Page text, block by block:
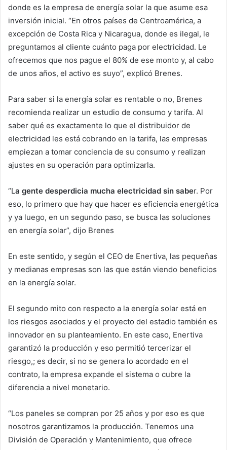
donde es la empresa de energía solar la que asume esa
inversión inicial. “En otros países de Centroamérica, a
excepción de Costa Rica y Nicaragua, donde es ilegal, le
preguntamos al cliente cuánto paga por electricidad. Le
ofrecemos que nos pague el 80% de ese monto y, al cabo
de unos años, el activo es suyo”, explicó Brenes.
Para saber si la energía solar es rentable o no, Brenes
recomienda realizar un estudio de consumo y tarifa. Al
saber qué es exactamente lo que el distribuidor de
electricidad les está cobrando en la tarifa, las empresas
empiezan a tomar conciencia de su consumo y realizan
ajustes en su operación para optimizarla.
“La gente desperdicia mucha electricidad sin saber. Por
eso, lo primero que hay que hacer es eficiencia energética
y ya luego, en un segundo paso, se busca las soluciones
en energía solar”, dijo Brenes
En este sentido, y según el CEO de Enertiva, las pequeñas
y medianas empresas son las que están viendo beneficios
en la energía solar.
El segundo mito con respecto a la energía solar está en
los riesgos asociados y el proyecto del estadio también es
innovador en su planteamiento. En este caso, Enertiva
garantizó la producción y eso permitió tercerizar el
riesgo,; es decir, si no se genera lo acordado en el
contrato, la empresa expande el sistema o cubre la
diferencia a nivel monetario.
“Los paneles se compran por 25 años y por eso es que
nosotros garantizamos la producción. Tenemos una
División de Operación y Mantenimiento, que ofrece